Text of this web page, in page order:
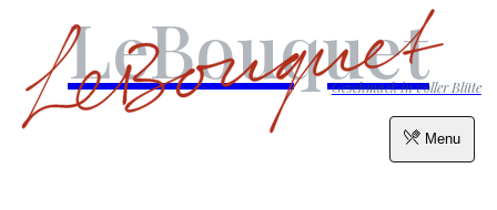
Menu
LeBouquet
Geschmack in voller Blüte